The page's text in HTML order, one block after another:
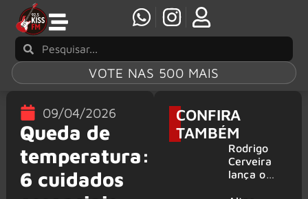
VOTE NAS 500 MAIS
09/04/2026
Queda de
temperatura:
6 cuidados
CONFIRA
TAMBÉM
Rodrigo
Cerveira
lança o